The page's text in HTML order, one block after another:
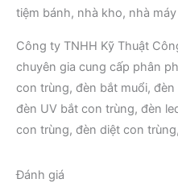
tiệm bánh, nhà kho, nhà
Công ty TNHH Kỹ Thuật
chuyên gia cung cấp phân
con trùng, đèn bắt muổi,
đèn UV bắt con trùng, đèn
con trùng, đèn diệt con
Đánh giá